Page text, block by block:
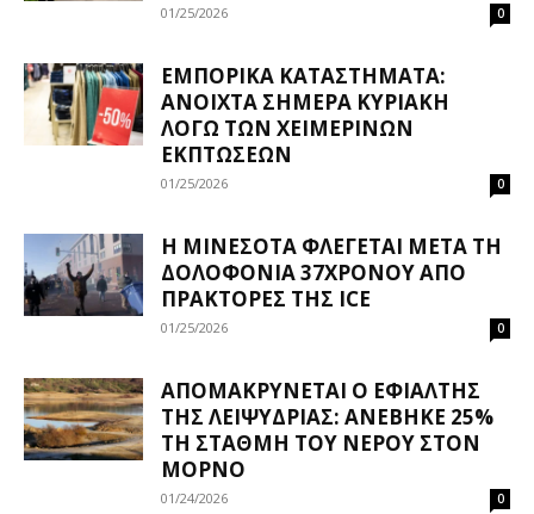
01/25/2026 0
ΕΜΠΟΡΙΚΆ ΚΑΤΑΣΤΉΜΑΤΑ:
ΑΝΟΙΧΤΆ ΣΉΜΕΡΑ ΚΥΡΙΑΚΉ
ΛΌΓΩ ΤΩΝ ΧΕΙΜΕΡΙΝΏΝ
ΕΚΠΤΏΣΕΩΝ
01/25/2026 0
Η ΜΙΝΕΣΌΤΑ ΦΛΈΓΕΤΑΙ ΜΕΤΆ ΤΗ
ΔΟΛΟΦΟΝΊΑ 37ΧΡΟΝΟΥ ΑΠΌ
ΠΡΆΚΤΟΡΕΣ ΤΗΣ ICE
01/25/2026 0
ΑΠΟΜΑΚΡΎΝΕΤΑΙ Ο ΕΦΙΆΛΤΗΣ
ΤΗΣ ΛΕΙΨΥΔΡΊΑΣ: ΑΝΈΒΗΚΕ 25%
ΤΗ ΣΤΆΘΜΗ ΤΟΥ ΝΕΡΟΎ ΣΤΟΝ
ΜΌΡΝΟ
01/24/2026 0